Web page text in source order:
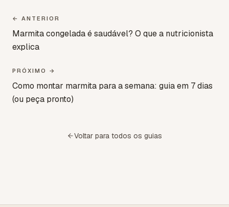
← ANTERIOR
Marmita congelada é saudável? O que a nutricionista
explica
PRÓXIMO →
Como montar marmita para a semana: guia em 7 dias
(ou peça pronto)
Voltar para todos os guias